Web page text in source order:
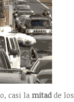
casi la mitadde los